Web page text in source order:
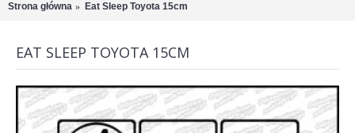
Strona główna Eat Sleep Toyota 15cm
EAT SLEEP TOYOTA 15CM